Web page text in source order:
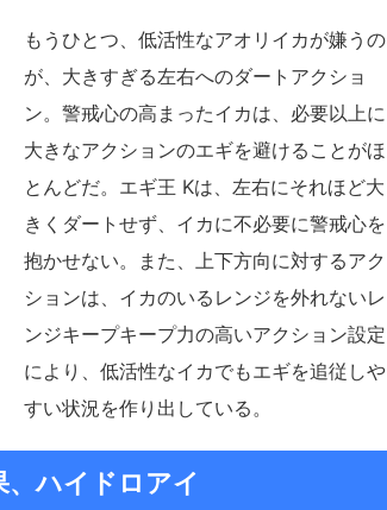
もうひとつ、低活性なアオリイカが嫌うの
が、大きすぎる左右へのダートアクショ
ン。警戒心の高まったイカは、必要以上に
大きなアクションのエギを避けることがほ
とんどだ。エギ王 Kは、左右にそれほど大
きくダートせず、イカに不必要に警戒心を
抱かせない。また、上下方向に対するアク
ションは、イカのいるレンジを外れないレ
ンジキープキープ力の高いアクション設定
により、低活性なイカでもエギを追従しや
すい状況を作り出している。
ハイドロアイ